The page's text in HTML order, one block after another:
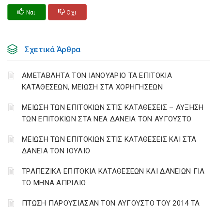
Ναι Οχι
Σχετικά Άρθρα
ΑΜΕΤΑΒΛΗΤΑ ΤΟΝ ΙΑΝΟΥΑΡΙΟ ΤΑ ΕΠΙΤΟΚΙΑ
ΚΑΤΑΘΕΣΕΩΝ, ΜΕΙΩΣΗ ΣΤΑ ΧΟΡΗΓΗΣΕΩΝ
ΜΕΙΩΣΗ ΤΩΝ ΕΠΙΤΟΚΙΩΝ ΣΤΙΣ ΚΑΤΑΘΕΣΕΙΣ – ΑΥΞΗΣΗ
ΤΩΝ ΕΠΙΤΟΚΙΩΝ ΣΤΑ ΝΕΑ ΔΑΝΕΙΑ ΤΟΝ ΑΥΓΟΥΣΤΟ
ΜΕΙΩΣΗ ΤΩΝ ΕΠΙΤΟΚΙΩΝ ΣΤΙΣ ΚΑΤΑΘΕΣΕΙΣ ΚΑΙ ΣΤΑ
ΔΑΝΕΙΑ ΤΟΝ ΙΟΥΛΙΟ
ΤΡΑΠΕΖΙΚΑ ΕΠΙΤΟΚΙΑ ΚΑΤΑΘΕΣΕΩΝ ΚΑΙ ΔΑΝΕΙΩΝ ΓΙΑ
ΤΟ ΜΗΝΑ ΑΠΡΙΛΙΟ
ΠΤΩΣΗ ΠΑΡΟΥΣΙΑΣΑΝ ΤΟΝ ΑΥΓΟΥΣΤΟ ΤΟΥ 2014 ΤΑ